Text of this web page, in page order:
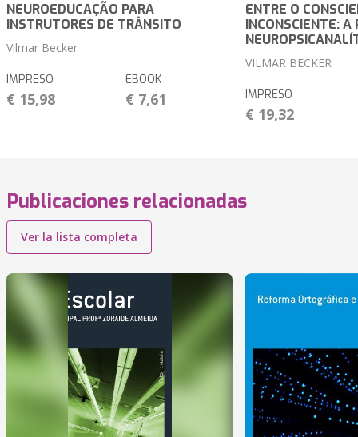
NEUROEDUCAÇÃO PARA
INSTRUTORES DE TRÂNSITO
Vilmar Becker
IMPRESO
€ 15,98
EBOOK
€ 7,61
ENTRE O
INCONSCIENTE: A
VILMAR BECKER
IMPRESO
€ 19,32
Publicaciones relacionadas
Ver la lista completa